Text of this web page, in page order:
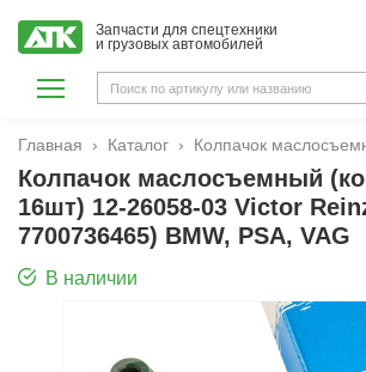
Запчасти для спецтехники
и грузовых автомобилей
Главная Каталог Колпачок маслосъемный (комплект 16шт) 12-26058-03
Колпачок маслосъемный
16шт) 12-26058-03 Victor
7700736465) BMW, PSA, VAG
В наличии